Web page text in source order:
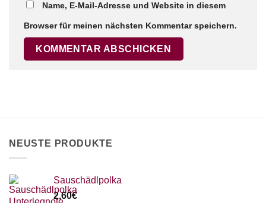
Name, E-Mail-Adresse und Website in diesem
Browser für meinen nächsten Kommentar speichern.
NEUSTE PRODUKTE
Sauschädlpolka
2,60€
Chat Support ×